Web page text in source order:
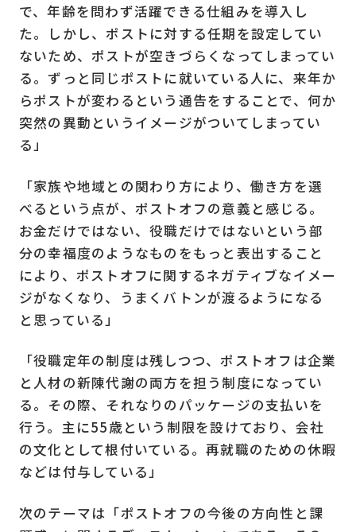
で、年齢を問わず活躍できる仕組みを導入し
た。しかし、ポストに対する任期を設定してい
ないため、ポストが空きづらくなってしまってい
る。ずっと同じポストに就いている人に、来年か
らポストが変わるという通告をすることで、何か
突然の異動というイメージがついてしまってい
る」
「家族や地域との関わり方により、働き方を選
べるという点が、ポストオフの意義と感じる。
お金だけではない、役職だけではないという部
分の幸福度のようなものをもっと表出すること
により、ポストオフに関するネガティブなイメー
ジがなくなり、うまくバトンが渡るようになる
と思っている」
「役職定年の制度は残しつつ、ポストオフは企業
と人材の新陳代謝の両方を担う制度になってい
る。その際、それなりのパッケージの支払いを
行う。主に55歳という制限を設けており、会社
の文化として根付いている。再就職のための休暇
などは付与している」
次のテーマは「ポストオフの今後の方向性と課